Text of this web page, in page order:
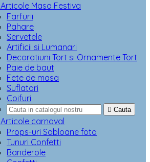
Articole Masa Festiva
Farfurii
Pahare
Servetele
Artificii si Lumanari
Decoratiuni Tort si Ornamente Tort
Paie de baut
Fete de masa
Suflatori
Coifuri
 Cauta
Articole carnaval
Props-uri Sabloane foto
Tunuri Confetti
Banderole